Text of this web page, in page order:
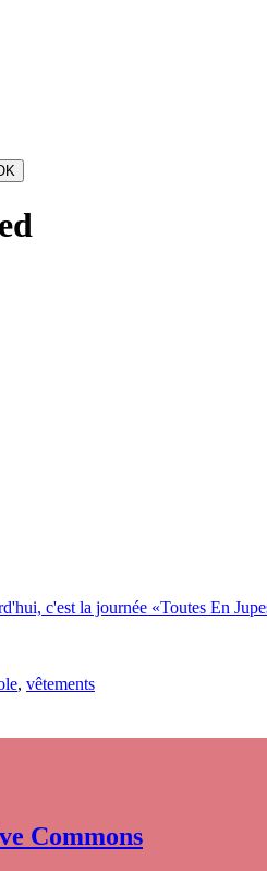
c'est la journée «Toutes En
, vêtements
Commons